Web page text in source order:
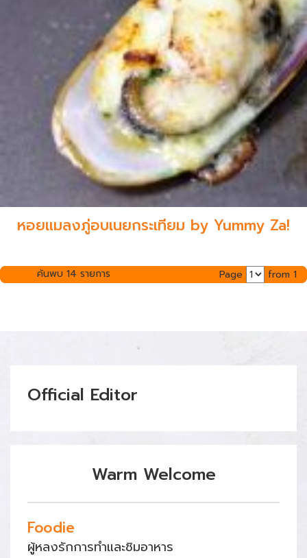
หอยแมลงภู่อบเนยกระเทียม by Yummy Za!
ค้นพบ 14 รายการ Page from 1
Official Editor
Warm Welcome
Foodie
ผู้หลงรักการทำและชิมอาหาร